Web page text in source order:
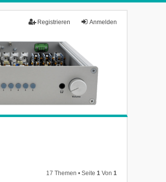
Anmelden
Registrieren
17 Themen • Seite 1Von 1